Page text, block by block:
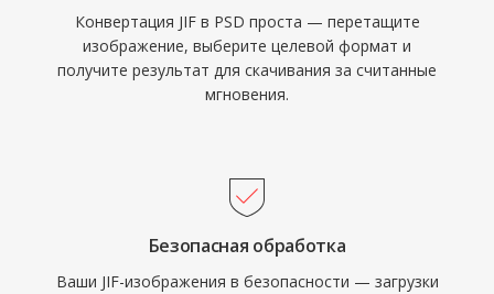
Конвертация JIF в PSD проста — перетащите
изображение, выберите целевой формат и
получите результат для скачивания за считанные
мгновения.
Безопасная обработка
Ваши JIF-изображения в безопасности — загрузки